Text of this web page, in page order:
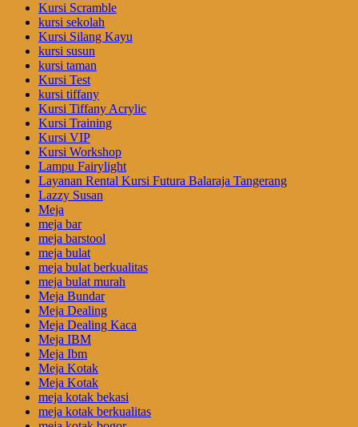
Kursi Scramble
kursi sekolah
Kursi Silang Kayu
kursi susun
kursi taman
Kursi Test
kursi tiffany
Kursi Tiffany Acrylic
Kursi Training
Kursi VIP
Kursi Workshop
Lampu Fairylight
Layanan Rental Kursi Futura Balaraja Tangerang
Lazzy Susan
Meja
meja bar
meja barstool
meja bulat
meja bulat berkualitas
meja bulat murah
Meja Bundar
Meja Dealing
Meja Dealing Kaca
Meja IBM
Meja Ibm
Meja Kotak
Meja Kotak
meja kotak bekasi
meja kotak berkualitas